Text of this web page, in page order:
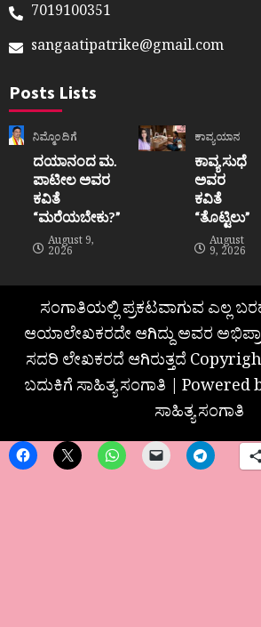
7019100351
sangaatipatrike@gmail.com
Posts Lists
ನಿಮ್ಮೊಂದಿಗೆ
ದಯಾನಂದ ಮ.
ಪಾಟೀಲ ಅವರ
ಕವಿತೆ
“ಮರೆಯಬೇಕು?”
August 9,
2026
ಕಾವ್ಯಯಾನ
ಕಾವ್ಯ ಸುಧೆ
ಅವರ
ಕವಿತೆ
“ತೊಟ್ಟಿಲು”
August
9, 2026
ಸಂಗಾತಿಯಲ್ಲಿ ಪ್ರಕಟವಾಗುವ ಎಲ್ಲ
ಆಯಾಲೇಖಕರದೇ ಆಗಿದ್ದು ಅವರ
ಸದರಿ ಲೇಖಕರದೆ ಆಗಿರುತ್ತದೆ
ಬದುಕಿಗೆ ಸಾಹಿತ್ಯ ಸಂಗಾತಿ | Powered
ಸಾಹಿತ್ಯ ಸಂಗಾತಿ